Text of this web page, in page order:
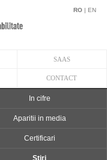
RO | EN
SAAS
CONTACT
In cifre
Aparitii in media
Certificari
Stiri